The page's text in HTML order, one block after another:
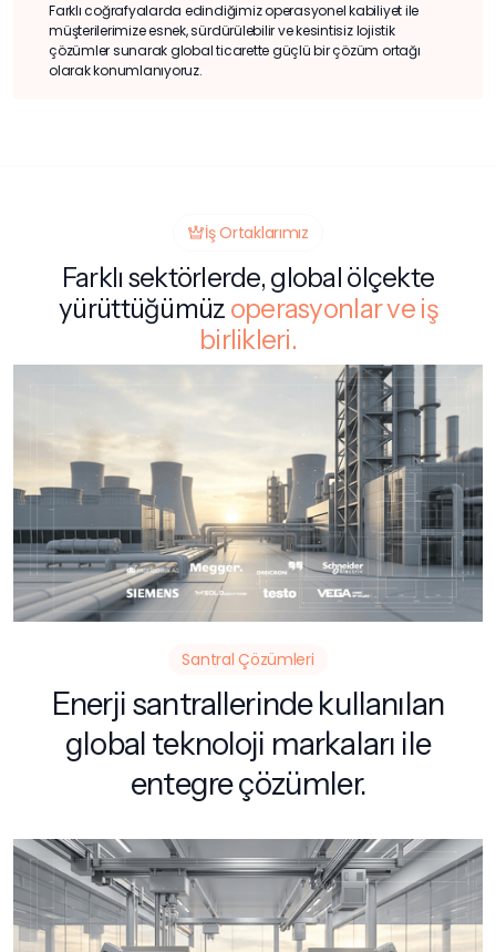
Farklı coğrafyalarda edindiğimiz operasyonel kabiliyet ile
müşterilerimize esnek, sürdürülebilir ve kesintisiz lojistik
çözümler sunarak global ticarette güçlü bir çözüm ortağı
olarak konumlanıyoruz.
İş Ortaklarımız
Farklı sektörlerde, global ölçekte
yürüttüğümüz operasyonlar ve iş
birlikleri.
Santral Çözümleri
Enerji santrallerinde kullanılan
global teknoloji markaları ile
entegre çözümler.